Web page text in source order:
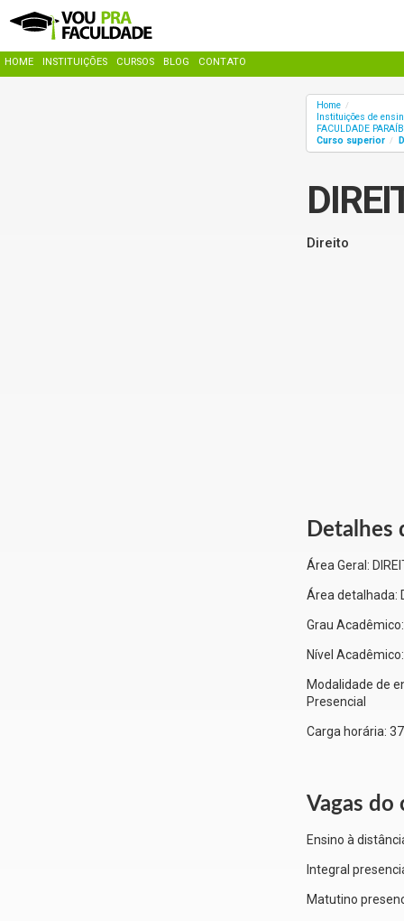
HOME INSTITUIÇÕES CURSOS BLOG CONTATO
Home /
Instituições de
FACULDADE
Curso superior /
Direito
Detalhes
Área Geral:
Área detalhada:
Grau
Nível
Modalidade de
Presencial
Carga horária:
Vagas do
Ensino à
Integral
Matutino